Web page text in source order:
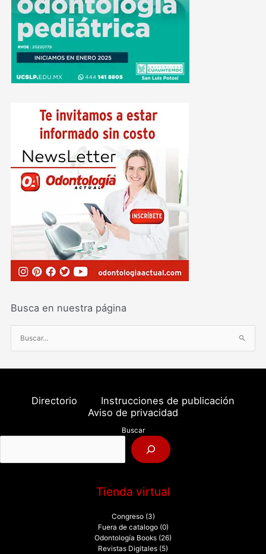
Busca en nuestra página
u
s
o
:
Directorio
Instrucciones de publicación
Aviso de privacidad
Buscar
Tienda virtual
Congreso (3)
Fuera de catalogo (0)
Odontología Books (26)
Revistas Digitales (5)